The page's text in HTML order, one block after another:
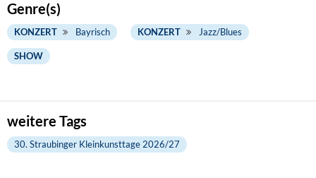
Genre(s)
KONZERT Bayrisch KONZERT Jazz/Blues
SHOW
weitere Tags
30. Straubinger Kleinkunsttage 2026/27